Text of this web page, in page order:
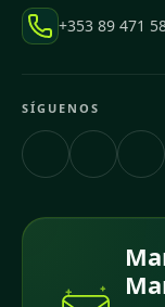
+353 89 471
SÍGUENOS